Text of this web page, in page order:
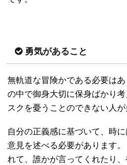
勇気があること
無軌道な冒険かである必要は
の中で御身大切に保身ばかり
スクを憂うことのできない人が
自分の正義感に基づいて、時
意見を述べる必要があります
れて、誰かが言ってくれたり